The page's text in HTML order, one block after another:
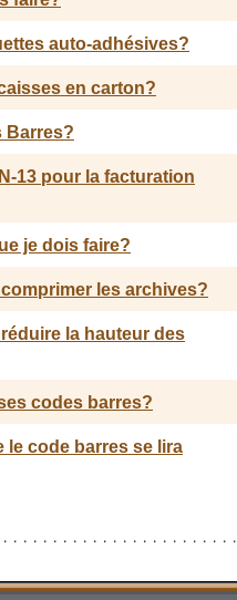
auto-adhésives?
en carton?
Barres?
13 pour la facturation
je dois faire?
les archives?
la hauteur des
codes barres?
le code barres se lira